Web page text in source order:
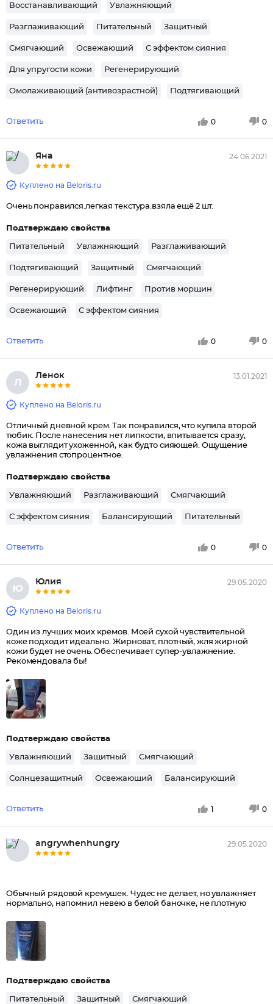
Восстанавливающий Увлажняющий
Разглаживающий Питательный Защитный
Смягчающий Освежающий С эффектом сияния
Для упругости кожи Регенерирующий
Омолаживающий (антивозрастной) Подтягивающий
Ответить 0 0
Яна 24.06.2021
Куплено на Beloris.ru
Очень понравился.легкая текстура.взяла ещё 2 шт.
Подтверждаю свойства
Питательный Увлажняющий Разглаживающий
Подтягивающий Защитный Смягчающий
Регенерирующий Лифтинг Против морщин
Освежающий С эффектом сияния
Ответить 0 0
Л
Ленок 13.01.2021
Куплено на Beloris.ru
Отличный дневной крем. Так понравился, что купила второй
тюбик. После нанесения нет липкости, впитывается сразу,
кожа выглядит ухоженной, как будто сияющей. Ощущение
увлажнения стопроцентное.
Подтверждаю свойства
Увлажняющий Разглаживающий Смягчающий
С эффектом сияния Балансирующий Питательный
Ответить 0 0
Ю
Юлия 29.05.2020
Куплено на Beloris.ru
Один из лучших моих кремов. Моей сухой чувствительной
коже подходит идеально. Жирноват, плотный, жля жирной
кожи будет не очень. Обеспечивает супер-увлажнение.
Рекомендовала бы!
Подтверждаю свойства
Увлажняющий Защитный Смягчающий
Солнцезащитный Освежающий Балансирующий
Ответить 1 0
angrywhenhungry 29.05.2020
Обычный рядовой кремушек. Чудес не делает, но увлажняет
нормально, напомнил невею в белой баночке, не плотную
Подтверждаю свойства
Питательный Защитный Смягчающий